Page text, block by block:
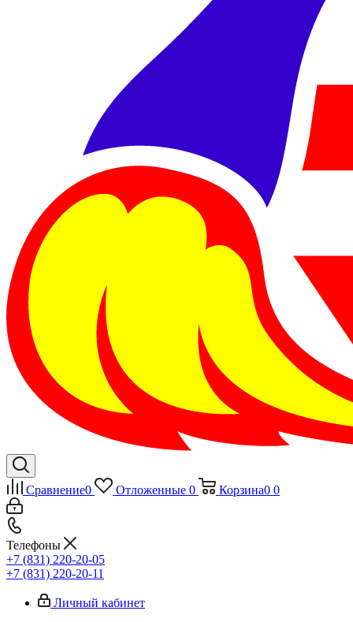
Сравнение0 Отложенные 0 Корзина0 0
Телефоны
+7 (831) 220-20-05
+7 (831) 220-20-11
Личный кабинет